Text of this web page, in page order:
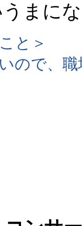
まに
と＞
ので、職